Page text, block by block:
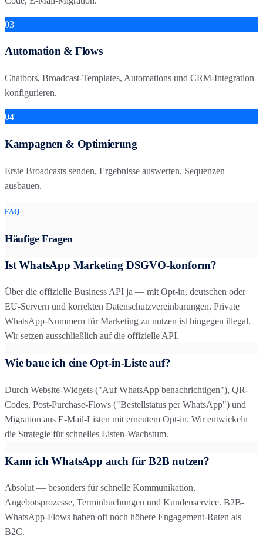
03
Automation & Flows
Chatbots, Broadcast-Templates, Automations und CRM-Integration
konfigurieren.
04
Kampagnen & Optimierung
Erste Broadcasts senden, Ergebnisse auswerten, Sequenzen
ausbauen.
FAQ
Häufige Fragen
Ist WhatsApp Marketing DSGVO-konform?
Über die offizielle Business API ja — mit Opt-in, deutschen oder
EU-Servern und korrekten Datenschutzvereinbarungen. Private
WhatsApp-Nummern für Marketing zu nutzen ist hingegen illegal.
Wir setzen ausschließlich auf die offizielle API.
Wie baue ich eine Opt-in-Liste auf?
Durch Website-Widgets ("Auf WhatsApp benachrichtigen"), QR-
Codes, Post-Purchase-Flows ("Bestellstatus per WhatsApp") und
Migration aus E-Mail-Listen mit erneutem Opt-in. Wir entwickeln
die Strategie für schnelles Listen-Wachstum.
Kann ich WhatsApp auch für B2B nutzen?
Absolut — besonders für schnelle Kommunikation,
Angebotsprozesse, Terminbuchungen und Kundenservice. B2B-
WhatsApp-Flows haben oft noch höhere Engagement-Raten als
B2C.